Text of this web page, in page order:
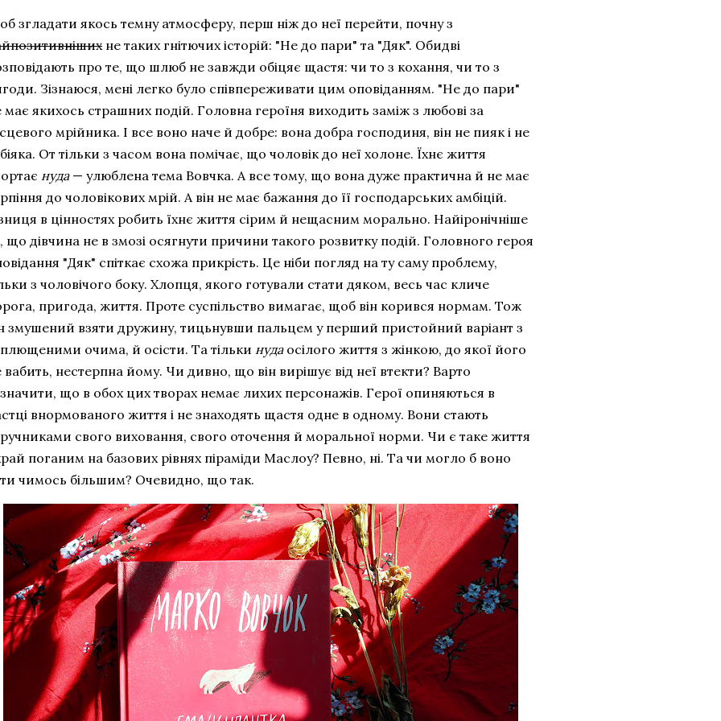
згладати якось темну атмосферу, перш ніж до неї перейти, почну з
не таких гнітючих історій: "Не до пари" та "Дяк". Обидві
про те, що шлюб не завжди обіцяє щастя: чи то з кохання, чи то з
Зізнаюся, мені легко було співпереживати цим оповіданням. "Не до пари"
має якихось страшних подій. Головна героїня виходить заміж з любові за
мрійника. І все воно наче й добре: вона добра господиня, він не пияк і не
От тільки з часом вона помічає, що чоловік до неї холоне. Їхнє життя
нуда — улюблена тема Вовчка. А все тому, що вона дуже практична й не має
до чоловікових мрій. А він не має бажання до її господарських амбіцій.
в цінностях робить їхнє життя сірим й нещасним морально. Найіронічніше
що дівчина не в змозі осягнути причини такого розвитку подій. Головного героя
"Дяк" спіткає схожа прикрість. Це ніби погляд на ту саму проблему,
з чоловічого боку. Хлопця, якого готували стати дяком, весь час кличе
пригода, життя. Проте суспільство вимагає, щоб він корився нормам. Тож
змушений взяти дружину, тицьнувши пальцем у перший пристойний варіант з
очима, й осісти. Та тільки нудаосілого життя з жінкою, до якої його
вабить, нестерпна йому. Чи дивно, що він вирішує від неї втекти? Варто
що в обох цих творах немає лихих персонажів. Герої опиняються в
внормованого життя і не знаходять щастя одне в одному. Вони стають
свого виховання, свого оточення й моральної норми. Чи є таке життя
поганим на базових рівнях піраміди Маслоу? Певно, ні. Та чи могло б воно
чимось більшим? Очевидно, що так.